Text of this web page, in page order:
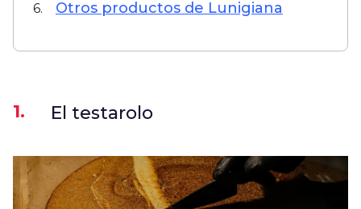
6. Otros productos de Lunigiana
1. El testarolo